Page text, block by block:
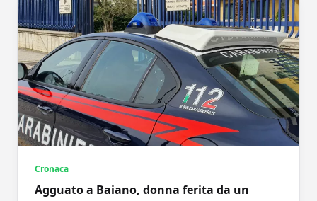
Cronaca
Agguato a Baiano, donna ferita da un